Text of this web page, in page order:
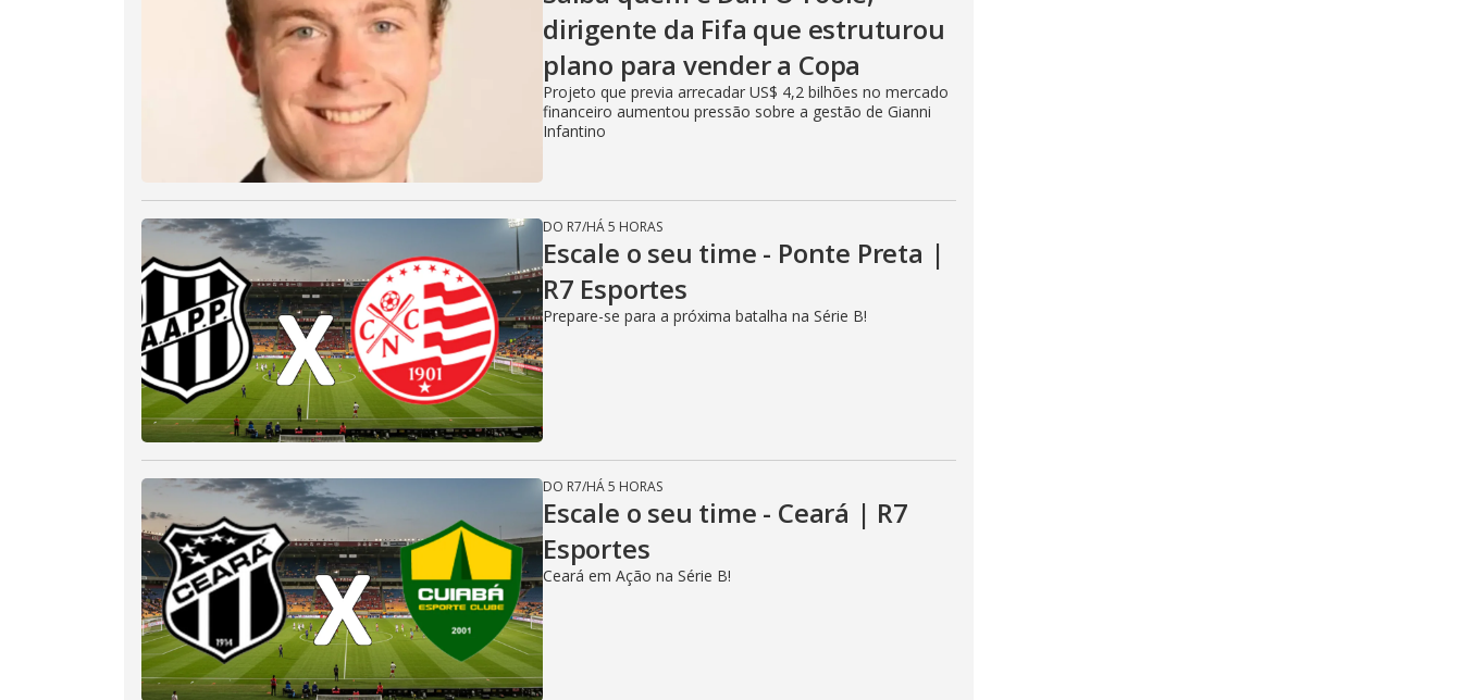
dirigente da Fifa que estruturou
plano para vender a Copa
Projeto que previa arrecadar US$ 4,2 bilhões no mercado
financeiro aumentou pressão sobre a gestão de Gianni
Infantino
DO R7/HÁ 5 HORAS
Escale o seu time - Ponte Preta |
R7 Esportes
Prepare-se para a próxima batalha na Série B!
DO R7/HÁ 5 HORAS
Escale o seu time - Ceará | R7
Esportes
Ceará em Ação na Série B!